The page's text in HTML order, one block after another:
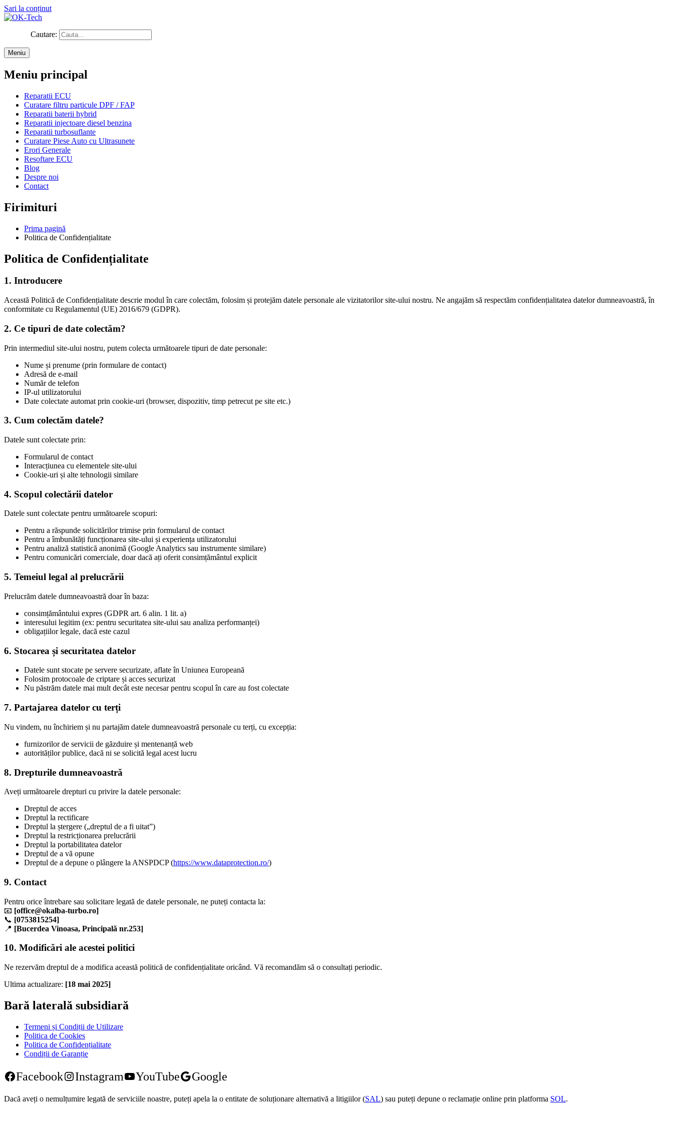
Sari la conținut
Cautare:
Meniu
Meniu principal
Reparatii ECU
Curatare filtru particule DPF / FAP
Reparatii baterii hybrid
Reparatii injectoare diesel benzina
Reparatii turbosuflante
Curatare Piese Auto cu Ultrasunete
Erori Generale
Resoftare ECU
Blog
Despre noi
Contact
Firimituri
Prima pagină
Politica de Confidențialitate
Politica de Confidențialitate
1. Introducere
Această Politică de Confidențialitate descrie modul în care colectăm, folosim și protejăm datele personale ale vizitatorilor site-ului nostru. Ne angajăm să respectăm confidențialitatea datelor dumneavoastră, în
conformitate cu Regulamentul (UE) 2016/679 (GDPR).
2. Ce tipuri de date colectăm?
Prin intermediul site-ului nostru, putem colecta următoarele tipuri de date personale:
Nume și prenume (prin formulare de contact)
Adresă de e-mail
Număr de telefon
IP-ul utilizatorului
Date colectate automat prin cookie-uri (browser, dispozitiv, timp petrecut pe site etc.)
3. Cum colectăm datele?
Datele sunt colectate prin:
Formularul de contact
Interacțiunea cu elementele site-ului
Cookie-uri și alte tehnologii similare
4. Scopul colectării datelor
Datele sunt colectate pentru următoarele scopuri:
Pentru a răspunde solicitărilor trimise prin formularul de contact
Pentru a îmbunătăți funcționarea site-ului și experiența utilizatorului
Pentru analiză statistică anonimă (Google Analytics sau instrumente similare)
Pentru comunicări comerciale, doar dacă ați oferit consimțământul explicit
5. Temeiul legal al prelucrării
Prelucrăm datele dumneavoastră doar în baza:
consimțământului expres (GDPR art. 6 alin. 1 lit. a)
interesului legitim (ex: pentru securitatea site-ului sau analiza performanței)
obligațiilor legale, dacă este cazul
6. Stocarea și securitatea datelor
Datele sunt stocate pe servere securizate, aflate în Uniunea Europeană
Folosim protocoale de criptare și acces securizat
Nu păstrăm datele mai mult decât este necesar pentru scopul în care au fost colectate
7. Partajarea datelor cu terți
Nu vindem, nu închiriem și nu partajăm datele dumneavoastră personale cu terți, cu excepția:
furnizorilor de servicii de găzduire și mentenanță web
autorităților publice, dacă ni se solicită legal acest lucru
8. Drepturile dumneavoastră
Aveți următoarele drepturi cu privire la datele personale:
Dreptul de acces
Dreptul la rectificare
Dreptul la ștergere („dreptul de a fi uitat”)
Dreptul la restricționarea prelucrării
Dreptul la portabilitatea datelor
Dreptul de a vă opune
Dreptul de a depune o plângere la ANSPDCP (https://www.dataprotection.ro/)
9. Contact
Pentru orice întrebare sau solicitare legată de datele personale, ne puteți contacta la:
📧 [office@okalba-turbo.ro]
📞 [0753815254]
📍 [Bucerdea Vinoasa, Principală nr.253]
10. Modificări ale acestei politici
Ne rezervăm dreptul de a modifica această politică de confidențialitate oricând. Vă recomandăm să o consultați periodic.
Ultima actualizare: [18 mai 2025]
Bară laterală subsidiară
Termeni și Condiții de Utilizare
Politica de Cookies
Politica de Confidențialitate
Condiții de Garanție
Facebook Instagram YouTube Google
Dacă aveți o nemulțumire legată de serviciile noastre, puteți apela la o entitate de soluționare alternativă a litigiilor (SAL) sau puteți depune o reclamație online prin platforma SOL.